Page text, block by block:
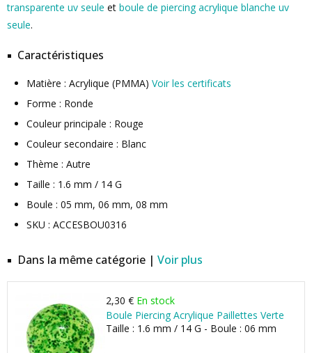
transparente uv seule et boule de piercing acrylique blanche uv
seule.
Caractéristiques
Matière : Acrylique (PMMA) Voir les certificats
Forme : Ronde
Couleur principale : Rouge
Couleur secondaire : Blanc
Thème : Autre
Taille : 1.6 mm / 14 G
Boule : 05 mm, 06 mm, 08 mm
SKU : ACCESBOU0316
Dans la même catégorie | Voir plus
2,30 € En stock
Boule Piercing Acrylique Paillettes Verte
Taille : 1.6 mm / 14 G - Boule : 06 mm